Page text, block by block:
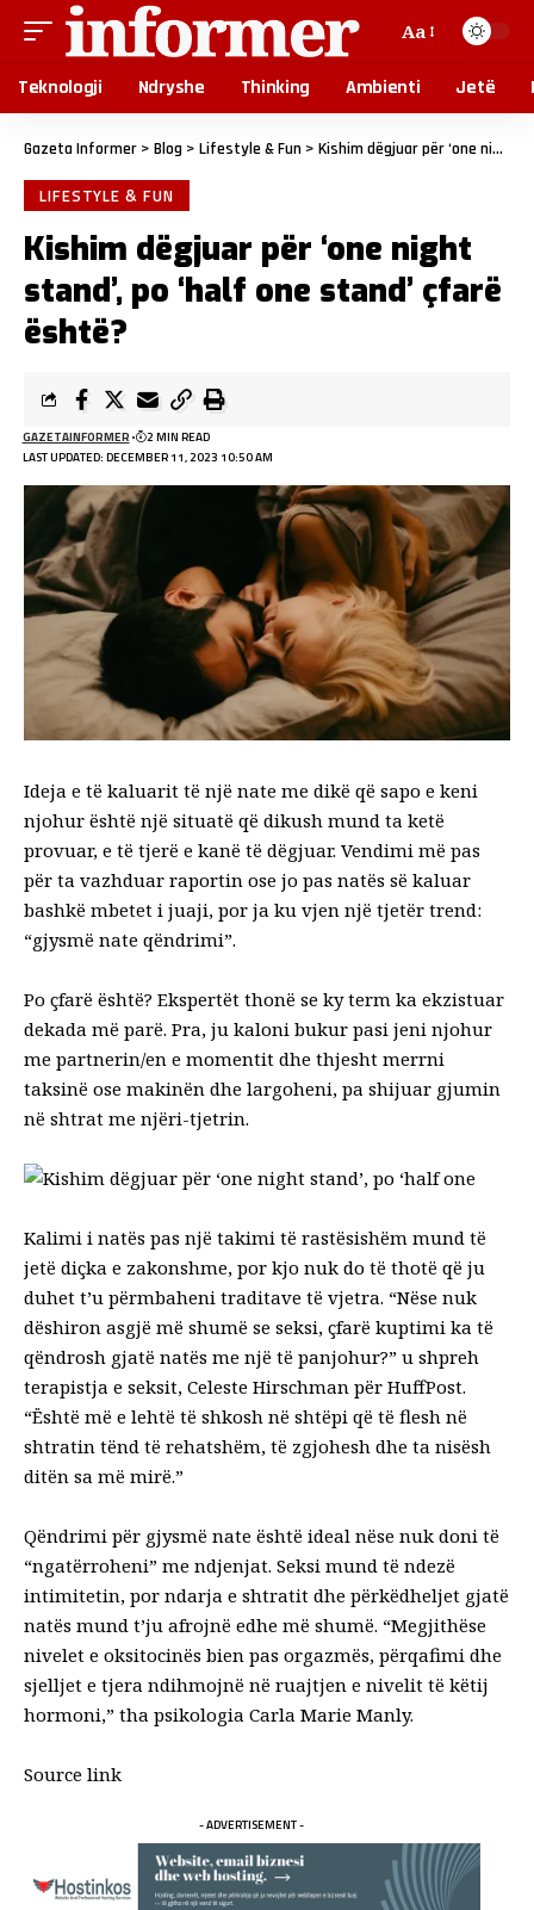
Aa
Teknologji Ndryshe Thinking Ambienti Jetë
Gazeta Informer > Blog > Lifestyle & Fun > Kishim dëgjuar për ‘one night stand’, po ‘half one stand’ çfarë është?
LIFESTYLE & FUN
Kishim dëgjuar për ‘one night
stand’, po ‘half one stand’ çfarë
është?
LAST UPDATED: DECEMBER 11, 2023 10:50 AM
GAZETAINFORMER 2 MIN READ
Ideja e të kaluarit të një nate me dikë që sapo e keni
njohur është një situatë që dikush mund ta ketë
provuar, e të tjerë e kanë të dëgjuar. Vendimi më pas
për ta vazhduar raportin ose jo pas natës së kaluar
bashkë mbetet i juaji, por ja ku vjen një tjetër trend:
“gjysmë nate qëndrimi”.
Po çfarë është? Ekspertët thonë se ky term ka ekzistuar
dekada më parë. Pra, ju kaloni bukur pasi jeni njohur
me partnerin/en e momentit dhe thjesht merrni
taksinë ose makinën dhe largoheni, pa shijuar gjumin
në shtrat me njëri-tjetrin.
Kalimi i natës pas një takimi të rastësishëm mund të
jetë diçka e zakonshme, por kjo nuk do të thotë që ju
duhet t’u përmbaheni traditave të vjetra. “Nëse nuk
dëshiron asgjë më shumë se seksi, çfarë kuptimi ka të
qëndrosh gjatë natës me një të panjohur?” u shpreh
terapistja e seksit, Celeste Hirschman për HuffPost.
“Është më e lehtë të shkosh në shtëpi që të flesh në
shtratin tënd të rehatshëm, të zgjohesh dhe ta nisësh
ditën sa më mirë.”
Qëndrimi për gjysmë nate është ideal nëse nuk doni të
“ngatërroheni” me ndjenjat. Seksi mund të ndezë
intimitetin, por ndarja e shtratit dhe përkëdheljet gjatë
natës mund t’ju afrojnë edhe më shumë. “Megjithëse
nivelet e oksitocinës bien pas orgazmës, përqafimi dhe
sjelljet e tjera ndihmojnë në ruajtjen e nivelit të këtij
hormoni,” tha psikologia Carla Marie Manly.
Source link
- ADVERTISEMENT -